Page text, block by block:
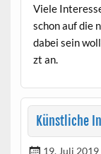
Viele
schon auf die
dabei sein
zt an.
Künstliche
19. Juli 2019